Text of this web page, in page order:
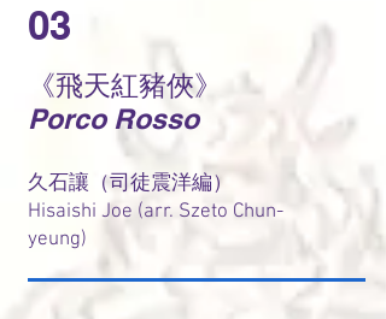
03
《飛天紅豬俠》
Porco Rosso
久石讓（司徒震洋編）
Hisaishi Joe (arr. Szeto Chun-
yeung)